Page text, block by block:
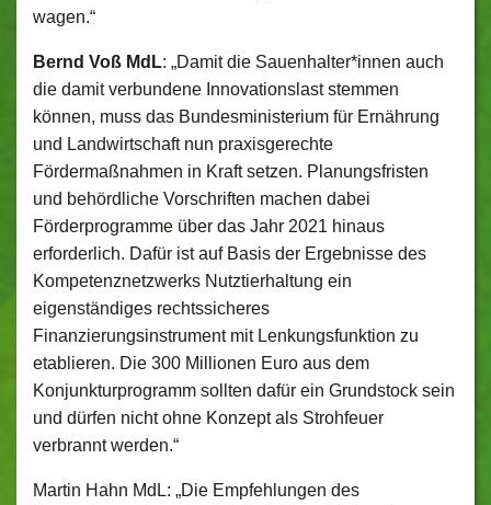
wagen.“
Bernd Voß MdL: „Damit die Sauenhalter*innen auch
die damit verbundene Innovationslast stemmen
können, muss das Bundesministerium für Ernährung
und Landwirtschaft nun praxisgerechte
Fördermaßnahmen in Kraft setzen. Planungsfristen
und behördliche Vorschriften machen dabei
Förderprogramme über das Jahr 2021 hinaus
erforderlich. Dafür ist auf Basis der Ergebnisse des
Kompetenznetzwerks Nutztierhaltung ein
eigenständiges rechtssicheres
Finanzierungsinstrument mit Lenkungsfunktion zu
etablieren. Die 300 Millionen Euro aus dem
Konjunkturprogramm sollten dafür ein Grundstock sein
und dürfen nicht ohne Konzept als Strohfeuer
verbrannt werden.“
Martin Hahn MdL: „Die Empfehlungen des